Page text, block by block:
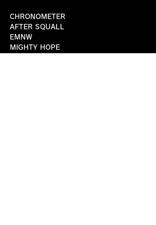
CHRONOMETER
AFTER SQUALL
EMNW
MIGHTY HOPE